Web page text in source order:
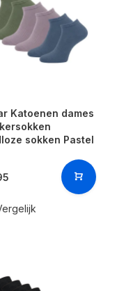
Katoenen dames
sokken Pastel